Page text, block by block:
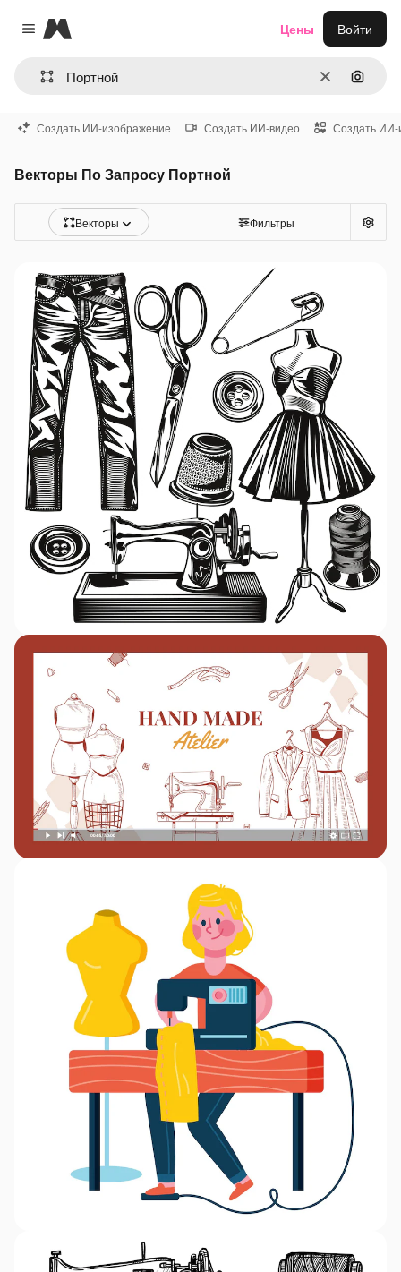
Close menu
Magnific
ОчиститьПоиск
Цены Войти
Создать ИИ-изображение Создать ИИ-видео Создать ИИ-
Векторы По Запросу Портной
Векторы Фильтры